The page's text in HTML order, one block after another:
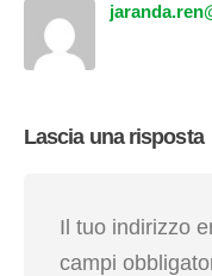
Lascia una risposta
Il tuo indirizzo
campi